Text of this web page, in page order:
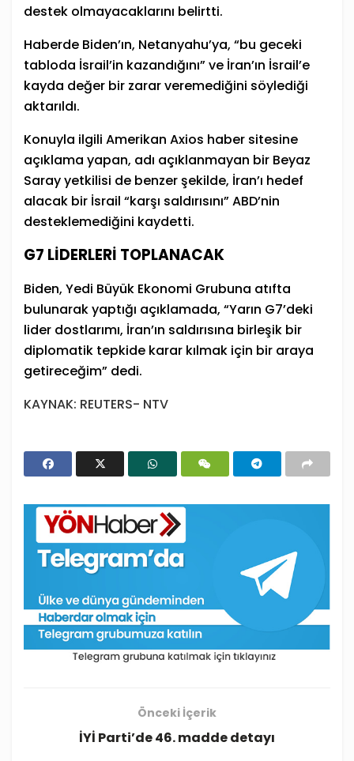
destek olmayacaklarını belirtti.
Haberde Biden’ın, Netanyahu’ya, “bu geceki
tabloda İsrail’in kazandığını” ve İran’ın İsrail’e
kayda değer bir zarar veremediğini söylediği
aktarıldı.
Konuyla ilgili Amerikan Axios haber sitesine
açıklama yapan, adı açıklanmayan bir Beyaz
Saray yetkilisi de benzer şekilde, İran’ı hedef
alacak bir İsrail “karşı saldırısını” ABD’nin
desteklemediğini kaydetti.
G7 LİDERLERİ TOPLANACAK
Biden, Yedi Büyük Ekonomi Grubuna atıfta
bulunarak yaptığı açıklamada, “Yarın G7’deki
lider dostlarımı, İran’ın saldırısına birleşik bir
diplomatik tepkide karar kılmak için bir araya
getireceğim” dedi.
KAYNAK: REUTERS- NTV
Önceki İçerik
İYİ Parti’de 46. madde detayı